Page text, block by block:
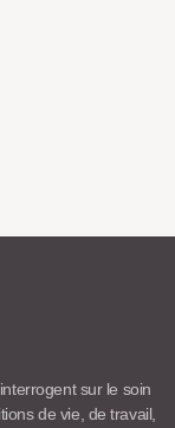
sur le soin
de vie, de travail,